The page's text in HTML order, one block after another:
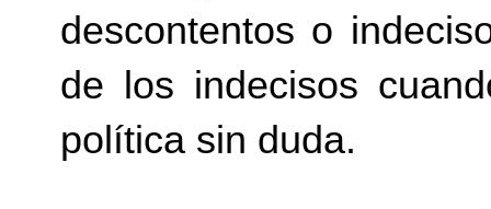
descontentos o
de los indecisos
política sin duda.